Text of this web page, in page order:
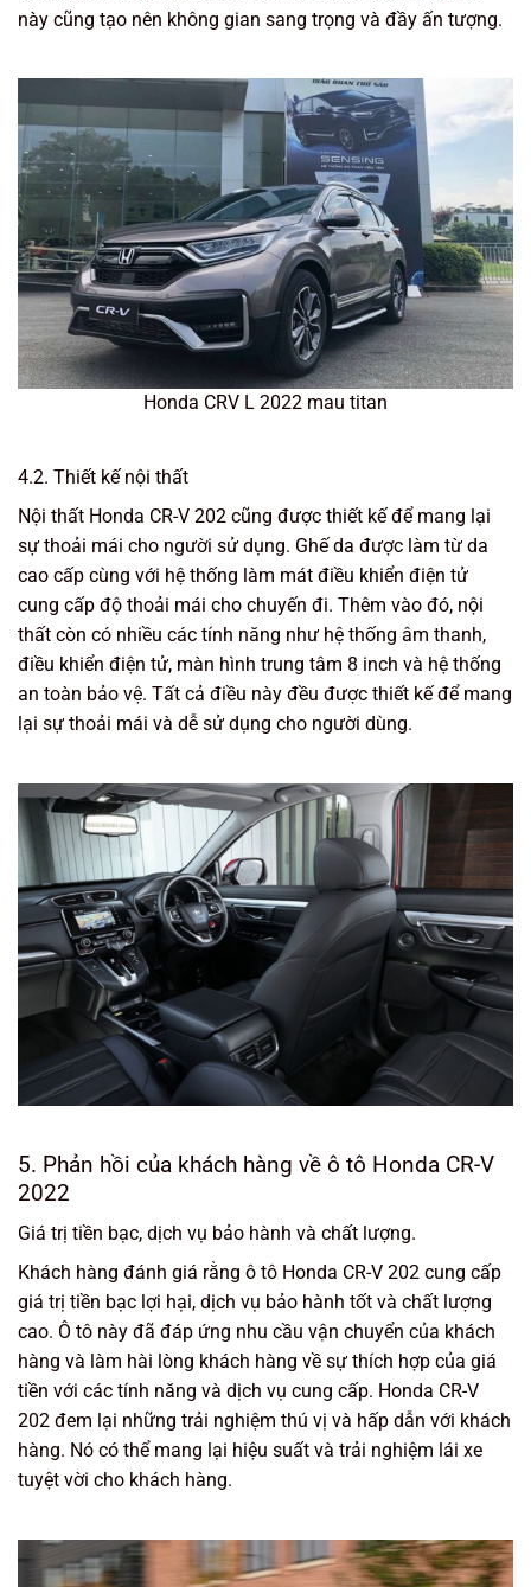
này cũng tạo nên không gian sang trọng và đầy ấn tượng.
Honda CRV L 2022 mau titan
4.2. Thiết kế nội thất
Nội thất Honda CR-V 202 cũng được thiết kế để mang lại
sự thoải mái cho người sử dụng. Ghế da được làm từ da
cao cấp cùng với hệ thống làm mát điều khiển điện tử
cung cấp độ thoải mái cho chuyến đi. Thêm vào đó, nội
thất còn có nhiều các tính năng như hệ thống âm thanh,
điều khiển điện tử, màn hình trung tâm 8 inch và hệ thống
an toàn bảo vệ. Tất cả điều này đều được thiết kế để mang
lại sự thoải mái và dễ sử dụng cho người dùng.
5. Phản hồi của khách hàng về ô tô Honda CR-V
2022
Giá trị tiền bạc, dịch vụ bảo hành và chất lượng.
Khách hàng đánh giá rằng ô tô Honda CR-V 202 cung cấp
giá trị tiền bạc lợi hại, dịch vụ bảo hành tốt và chất lượng
cao. Ô tô này đã đáp ứng nhu cầu vận chuyển của khách
hàng và làm hài lòng khách hàng về sự thích hợp của giá
tiền với các tính năng và dịch vụ cung cấp. Honda CR-V
202 đem lại những trải nghiệm thú vị và hấp dẫn với khách
hàng. Nó có thể mang lại hiệu suất và trải nghiệm lái xe
tuyệt vời cho khách hàng.